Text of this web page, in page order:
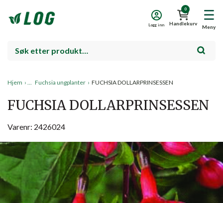
Meny
0
Handlekurv
Logg inn
Hjem › Fuchsia ungplanter › FUCHSIA DOLLARPRINSESSEN
FUCHSIA DOLLARPRINSESSEN
Varenr: 2426024